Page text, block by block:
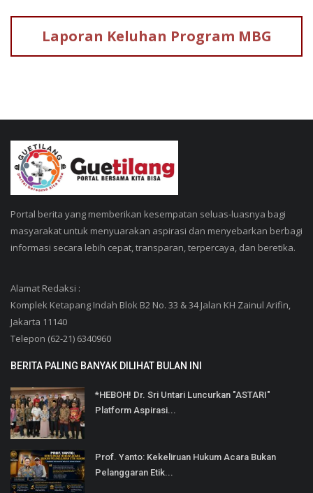
Laporan Keluhan Program MBG
Portal berita yang memberikan kesempatan seluas-luasnya bagi
masyarakat untuk menyuarakan aspirasi dan menyebarkan berbagi
informasi secara lebih cepat, transparan, terpercaya, dan beretika.
Alamat Redaksi :
Komplek Ketapang Indah Blok B2 No. 33 & 34 Jalan KH Zainul Arifin,
Jakarta 11140
Telepon (62-21) 6340960
BERITA PALING BANYAK DILIHAT BULAN INI
*HEBOH! Dr. Sri Untari Luncurkan "ASTARI"
Platform Aspirasi...
Prof. Yanto: Kekeliruan Hukum Acara Bukan
Pelanggaran Etik...